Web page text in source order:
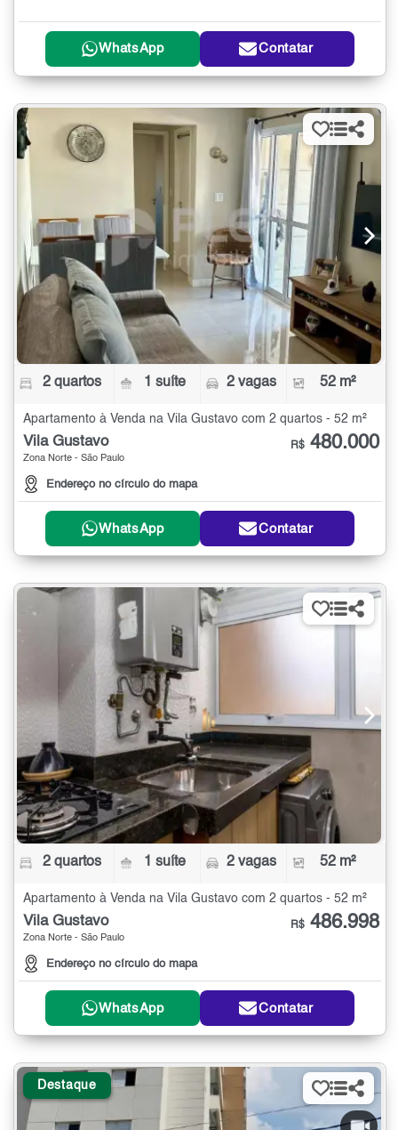
WhatsApp Contatar
2 quartos 1 suíte 2 vagas 52 m²
Apartamento à Venda na Vila Gustavo com 2 quartos - 52 m²
Vila Gustavo
Zona Norte - São Paulo
Endereço no círculo do mapa
R$ 480.000
WhatsApp Contatar
2 quartos 1 suíte 2 vagas 52 m²
Apartamento à Venda na Vila Gustavo com 2 quartos - 52 m²
Vila Gustavo
Zona Norte - São Paulo
Endereço no círculo do mapa
R$ 486.998
WhatsApp Contatar
Destaque